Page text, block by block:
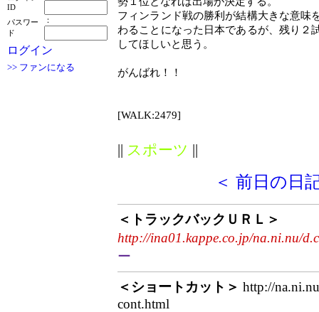
ID
パスワー
ド
：
ログイン
>> ファンになる
フィンランド戦の勝利が結構大きな意味
わることになった日本であるが、残り２
してほしいと思う。
がんばれ！！
[WALK:2479]
|| スポーツ ||
＜ 前日の日
＜トラックバックＵＲＬ＞
http://ina01.kappe.co.jp/na.ni.nu/
ー
＜ショートカット＞ http://
cont.html